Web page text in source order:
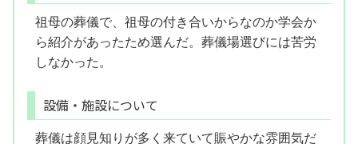
祖母の葬儀で、祖母の付き合いからなのか学会か
ら紹介があったため選んだ。葬儀場選びには苦労
しなかった。
設備・施設について
葬儀は顔見知りが多く来ていて賑やかな雰囲気だ